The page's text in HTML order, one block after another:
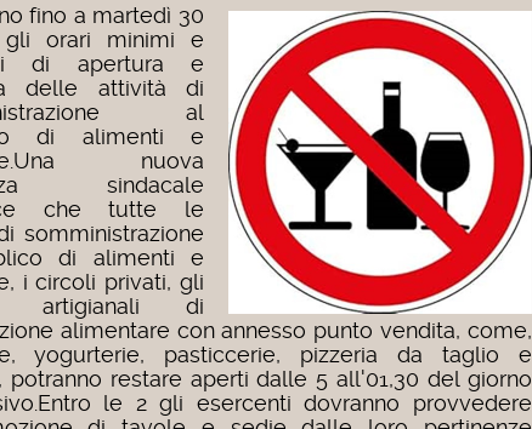
fino a martedì 30
gli orari minimi e
di apertura e
delle attività di
al
di alimenti e
Una nuova
sindacale
che tutte le
somministrazione
di alimenti e
i circoli privati, gli
artigianali di
alimentare con annesso punto vendita, come,
yogurterie, pasticcerie, pizzeria da taglio e
potranno restare aperti dalle 5 all'01,30 del giorno
Entro le 2 gli esercenti dovranno provvedere